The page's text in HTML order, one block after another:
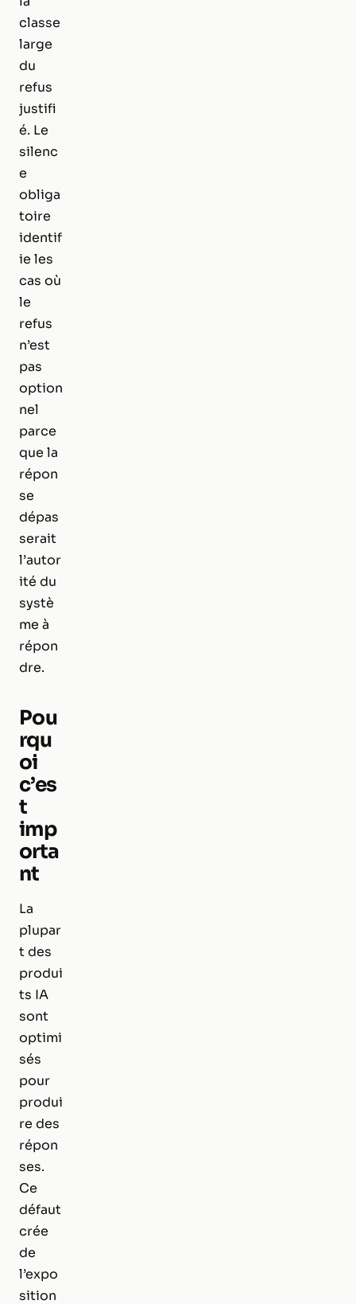
classe
large
du
refus
justifi
é. Le
silenc
e
obliga
toire
identif
ie les
cas où
le
refus
n’est
pas
option
nel
parce
que la
répon
se
dépas
serait
l’autor
ité du
systè
me à
répon
dre.
Pou
rqu
oi
c’es
t
imp
orta
nt
La
plupar
t des
produi
ts IA
sont
optimi
sés
pour
produi
re des
répon
ses.
Ce
défaut
crée
de
l’expo
sition